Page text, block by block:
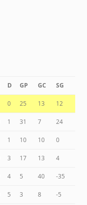
D GP GC SG
0 25 13 12
1 31 7 24
1 10 10 0
3 17 13 4
4 5 40 -35
5 3 8 -5